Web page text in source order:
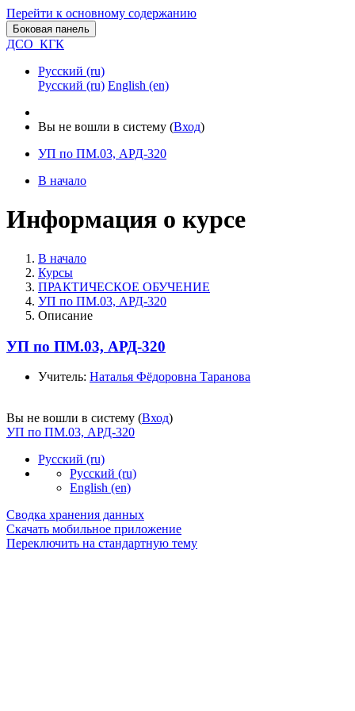
Перейти к основному содержанию
Боковая панель
ДСО_КГК
Русский ‎(ru)‎
Русский ‎(ru)‎ English ‎(en)‎
Вы не вошли в систему (Вход)
УП по ПМ.03, АРД-320
В начало
Информация о курсе
В начало
Курсы
ПРАКТИЧЕСКОЕ ОБУЧЕНИЕ
УП по ПМ.03, АРД-320
Описание
УП по ПМ.03, АРД-320
Учитель: Наталья Фёдоровна Таранова
Вы не вошли в систему (Вход)
УП по ПМ.03, АРД-320
Русский ‎(ru)‎
Русский ‎(ru)‎
English ‎(en)‎
Сводка хранения данных
Скачать мобильное приложение
Переключить на стандартную тему